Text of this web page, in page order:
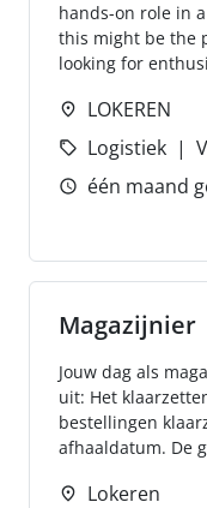
hands-on role in
this might be the
looking for
LOKEREN
Logistiek
één maand
Magazijnier
Jouw dag als
uit: Het
bestellingen
afhaaldatum. De
Lokeren